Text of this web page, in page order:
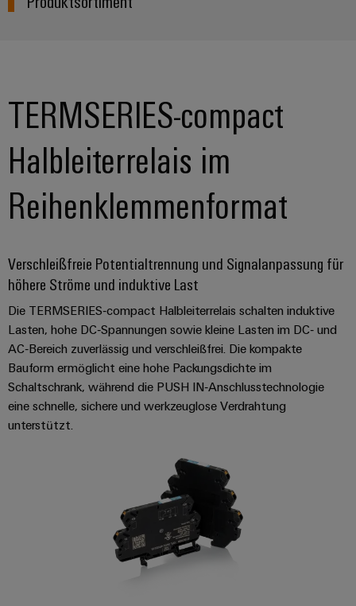
TERMSERIES-compact
Halbleiterrelais im
Reihenklemmenformat
Verschleißfreie Potentialtrennung und Signalanpassung für
höhere Ströme und induktive Last
Die TERMSERIES‑compact Halbleiterrelais schalten induktive
Lasten, hohe DC‑Spannungen sowie kleine Lasten im DC‑ und
AC‑Bereich zuverlässig und verschleißfrei. Die kompakte
Bauform ermöglicht eine hohe Packungsdichte im
Schaltschrank, während die PUSH IN‑Anschlusstechnologie
eine schnelle, sichere und werkzeuglose Verdrahtung
unterstützt.